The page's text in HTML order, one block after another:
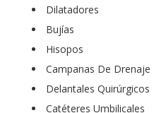
Dilatadores
Bujías
Hisopos
Campanas De Drenaje
Delantales Quirúrgicos
Catéteres Umbilicales